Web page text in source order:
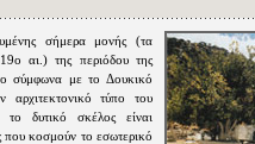
σήμερα μονής (τα
αι.) της περιόδου της
σύμφωνα με το Δουκικό
τύπο του
δυτικό σκέλος είναι
που κοσμούν το εσωτερικό